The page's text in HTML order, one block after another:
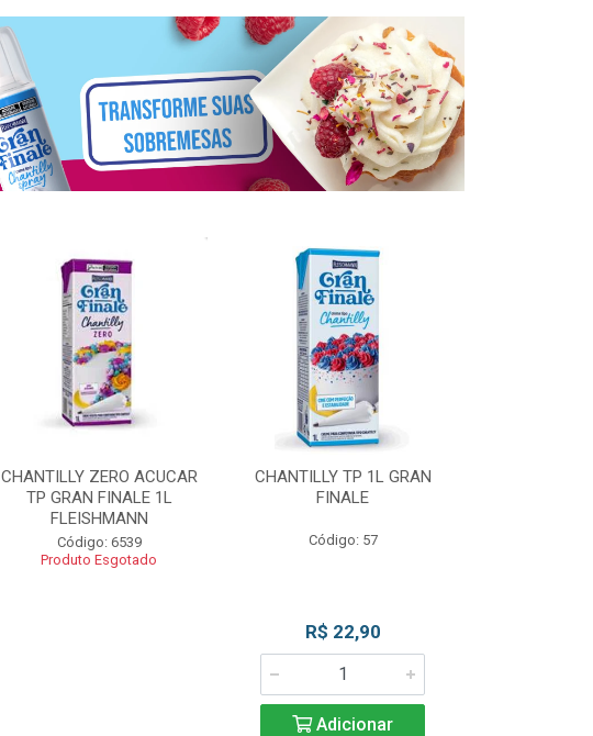
CHANTILLY ZERO ACUCAR
TP GRAN FINALE 1L
FLEISHMANN
Código: 6539
Produto Esgotado
CHANTILLY TP 1L GRAN
FINALE
Código: 57
R$ 22,90
Adicionar